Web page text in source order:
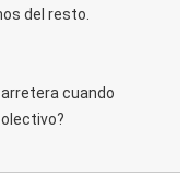
del resto.
cuando